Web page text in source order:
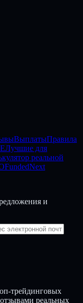
ВыплатыПравила
Лучшие для
реальной
FundedNext
и
трейдинговых
реальных